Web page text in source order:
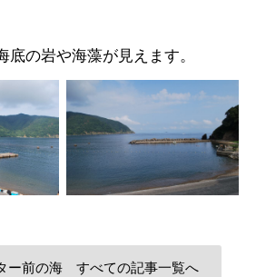
底の岩や海藻が見えます。
ー前の海 すべての記事一覧へ